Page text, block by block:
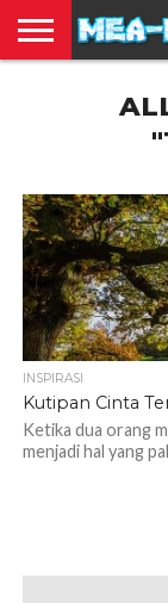
INSPIRASI
KESEHATAN
OTOMOTIF
INSPIRASI
Kutipan Cinta
Ketika dua orang
menjadi hal yang